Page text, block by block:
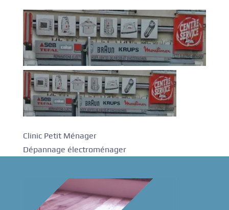
Clinic Petit Ménager
Dépannage électroménager